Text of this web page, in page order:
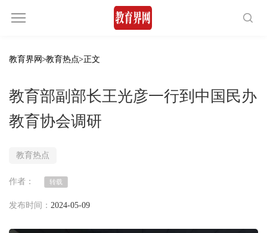
教育界网>教育热点>正文
教育部副部长王光彦一行到中国民办
教育协会调研
教育热点
作者： 转载
发布时间： 2024-05-09